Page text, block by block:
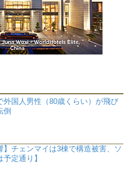
外国人男性（80歳くらい）が飛び
倒
】チェンマイは3棟で構造被害、ソ
定通り】